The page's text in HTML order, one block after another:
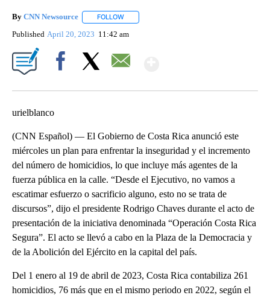
By CNN Newsource FOLLOW
Published April 20, 2023 11:42 am
urielblanco
(CNN Español) — El Gobierno de Costa Rica anunció este
miércoles un plan para enfrentar la inseguridad y el incremento
del número de homicidios, lo que incluye más agentes de la
fuerza pública en la calle. “Desde el Ejecutivo, no vamos a
escatimar esfuerzo o sacrificio alguno, esto no se trata de
discursos”, dijo el presidente Rodrigo Chaves durante el acto de
presentación de la iniciativa denominada “Operación Costa Rica
Segura”. El acto se llevó a cabo en la Plaza de la Democracia y
de la Abolición del Ejército en la capital del país.
Del 1 enero al 19 de abril de 2023, Costa Rica contabiliza 261
homicidios, 76 más que en el mismo periodo en 2022, según el